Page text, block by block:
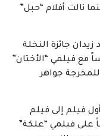
نالت أفلام “حبل”
جائزة النخلة
مع فيلمي “الأختان”
للمخرجة جواهر
فيلم إلى فيلم
على فيلمي “علكة”